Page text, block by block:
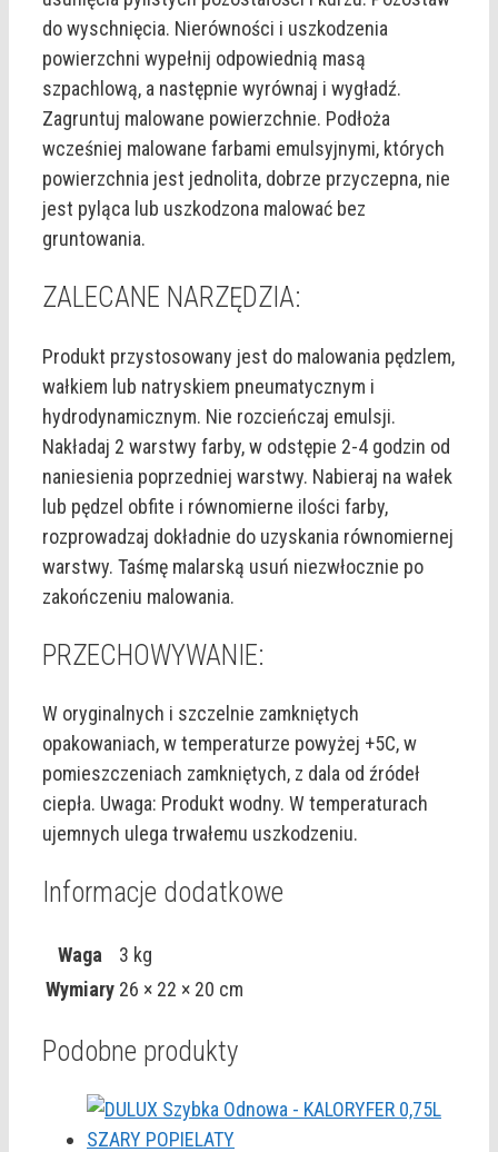
do wyschnięcia. Nierówności i uszkodzenia
powierzchni wypełnij odpowiednią masą
szpachlową, a następnie wyrównaj i wygładź.
Zagruntuj malowane powierzchnie. Podłoża
wcześniej malowane farbami emulsyjnymi, których
powierzchnia jest jednolita, dobrze przyczepna, nie
jest pyląca lub uszkodzona malować bez
gruntowania.
ZALECANE NARZĘDZIA:
Produkt przystosowany jest do malowania pędzlem,
wałkiem lub natryskiem pneumatycznym i
hydrodynamicznym. Nie rozcieńczaj emulsji.
Nakładaj 2 warstwy farby, w odstępie 2-4 godzin od
naniesienia poprzedniej warstwy. Nabieraj na wałek
lub pędzel obfite i równomierne ilości farby,
rozprowadzaj dokładnie do uzyskania równomiernej
warstwy. Taśmę malarską usuń niezwłocznie po
zakończeniu malowania.
PRZECHOWYWANIE:
W oryginalnych i szczelnie zamkniętych
opakowaniach, w temperaturze powyżej +5C, w
pomieszczeniach zamkniętych, z dala od źródeł
ciepła. Uwaga: Produkt wodny. W temperaturach
ujemnych ulega trwałemu uszkodzeniu.
Informacje dodatkowe
Waga
3 kg
Wymiary 26 × 22 × 20 cm
Podobne produkty